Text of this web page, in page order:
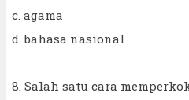
c. agama
d. bahasa nasional
8. Salah satu cara